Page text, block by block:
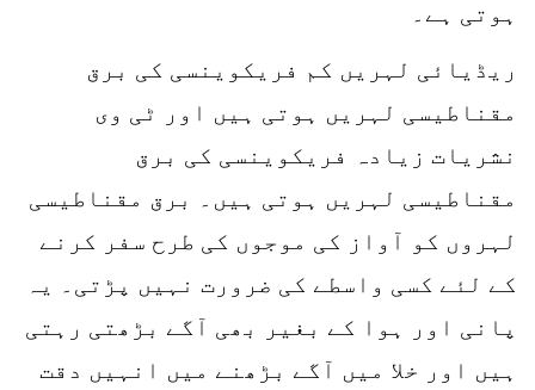
ہوتی ہے۔
ریڈیائی لہریں کم فریکوینسی کی برق
مقناطیسی لہریں ہوتی ہیں اور ٹی وی
نشریات زیادہ فریکوینسی کی برق
مقناطیسی لہریں ہوتی ہیں۔ برق مقناطیسی
لہروں کو آواز کی موجوں کی طرح سفر کرنے
کے لئے کسی واسطے کی ضرورت نہیں پڑتی۔ یہ
پانی اور ہوا کے بغیر بھی آگے بڑھتی رہتی
ہیں اور خلا میں آگے بڑھنے میں انہیں دقت